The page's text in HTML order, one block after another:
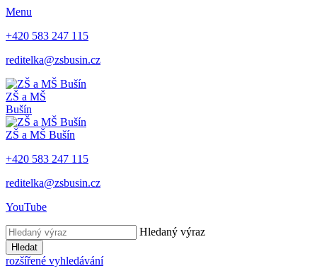
Menu
+420 583 247 115
reditelka@zsbusin.cz
ZŠ a MŠ
Bušín
ZŠ a MŠ Bušín
+420 583 247 115
reditelka@zsbusin.cz
YouTube
Hledaný výraz
Hledat
rozšířené vyhledávání